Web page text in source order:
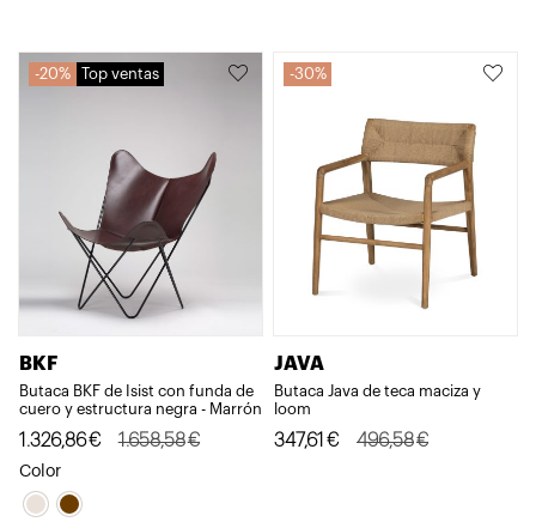
20% Top ventas
BKF
Butaca BKF de Isist con funda de
cuero y estructura negra - Marrón
1.658,58€
El
precio
original
1.326,86€
El
precio
actual
Color
30%
JAVA
Butaca Java de teca maciza y
loom
496,58€
El
347,61 €
El